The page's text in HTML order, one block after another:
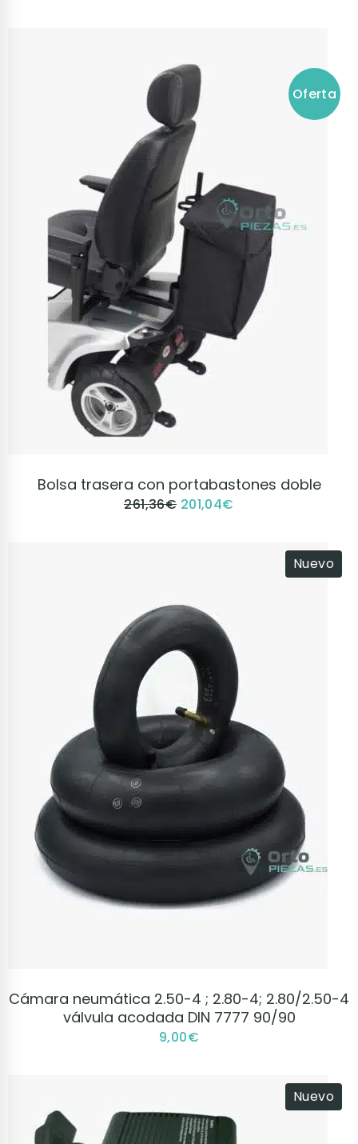
Oferta
VER PRODUCTO
Bolsa trasera con portabastones doble
261,36€ 201,04€
Nuevo
VER PRODUCTO
Cámara neumática 2.50-4 ; 2.80-4; 2.80/2.50-4
válvula acodada DIN 7777 90/90
9,00€
Nuevo